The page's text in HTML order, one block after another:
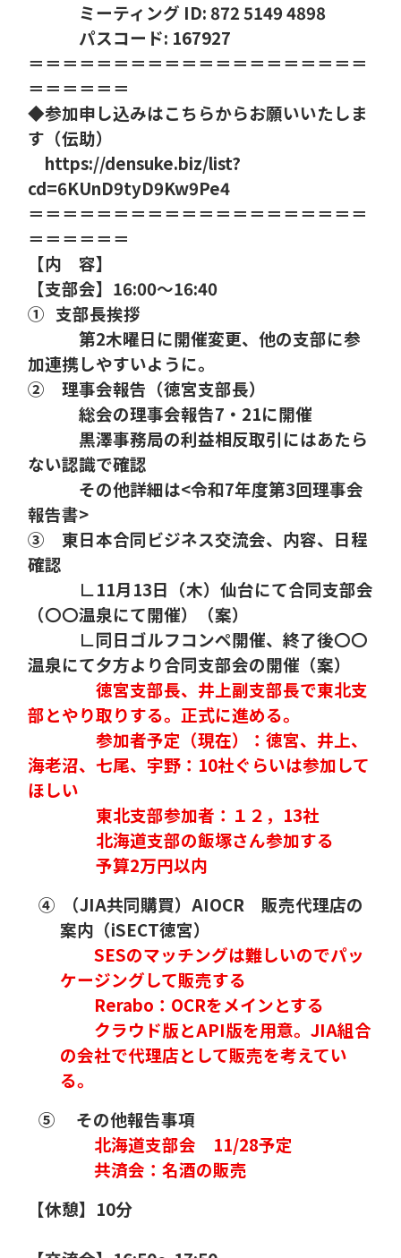
ミーティング ID: 872 5149 4898
パスコード: 167927
＝＝＝＝＝＝＝＝＝＝＝＝＝＝＝＝＝＝＝＝
＝＝＝＝＝＝
◆参加申し込みはこちらからお願いいたしま
す（伝助）
https://densuke.biz/list?
cd=6KUnD9tyD9Kw9Pe4
＝＝＝＝＝＝＝＝＝＝＝＝＝＝＝＝＝＝＝＝
＝＝＝＝＝＝
【内 容】
【支部会】 16:00～16:40
① 支部長挨拶
第2木曜日に開催変更、他の支部に参
加連携しやすいように。
② 理事会報告（徳宮支部長）
総会の理事会報告7 ・ 21に開催
黒澤事務局の利益相反取引にはあたら
ない認識で確認
その他詳細は<令和7年度第3回理事会
報告書>
③
東日本合同ビジネス交流会、内容、日程
確認
∟11月13日（木）仙台にて合同支部会
（〇〇温泉にて開催）（案）
∟同日ゴルフコンペ開催、終了後〇〇
温泉にて夕方より合同支部会の開催（案）
徳宮支部長、井上副支部長で東北支
部とやり取りする。正式に進める。
参加者予定（現在）：徳宮、井上、
海老沼、七尾、宇野： 10社ぐらいは参加して
ほしい
東北支部参加者：１２， 13社
北海道支部の飯塚さん参加する
予算2万円以内
④
（JIA共同購買） AIOCR 販売代理店の
案内（iSECT徳宮）
SESのマッチングは難しいのでパッ
ケージングして販売する
Rerabo ： OCRをメインとする
クラウド版とAPI版を用意。 JIA組合
の会社で代理店として販売を考えてい
る。
⑤
その他報告事項
北海道支部会 11/28予定
共済会：名酒の販売
【休憩】 10分